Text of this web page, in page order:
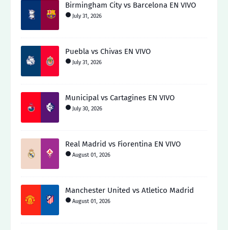
Birmingham City vs Barcelona EN VIVO
July 31, 2026
Puebla vs Chivas EN VIVO
July 31, 2026
Municipal vs Cartagines EN VIVO
July 30, 2026
Real Madrid vs Fiorentina EN VIVO
August 01, 2026
Manchester United vs Atletico Madrid
August 01, 2026